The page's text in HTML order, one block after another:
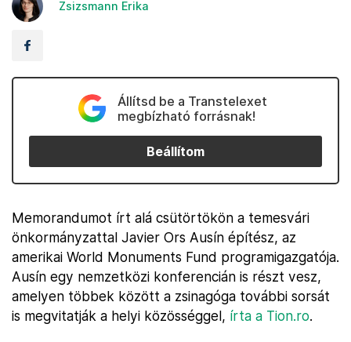
Zsizsmann Erika
Állítsd be a Transtelexet
megbízható forrásnak!
Beállítom
Memorandumot írt alá csütörtökön a temesvári
önkormányzattal Javier Ors Ausín építész, az
amerikai World Monuments Fund programigazgatója.
Ausín egy nemzetközi konferencián is részt vesz,
amelyen többek között a zsinagóga további sorsát
is megvitatják a helyi közösséggel, írta a Tion.ro.